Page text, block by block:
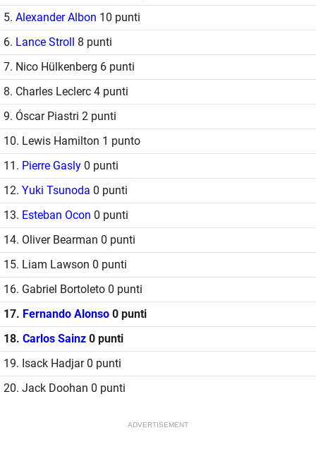
5. Alexander Albon 10 punti
6. Lance Stroll 8 punti
7. Nico Hülkenberg 6 punti
8. Charles Leclerc 4 punti
9. Óscar Piastri 2 punti
10. Lewis Hamilton 1 punto
11. Pierre Gasly 0 punti
12. Yuki Tsunoda 0 punti
13. Esteban Ocon 0 punti
14. Oliver Bearman 0 punti
15. Liam Lawson 0 punti
16. Gabriel Bortoleto 0 punti
17. Fernando Alonso 0 punti
18. Carlos Sainz 0 punti
19. Isack Hadjar 0 punti
20. Jack Doohan 0 punti
ADVERTISEMENT